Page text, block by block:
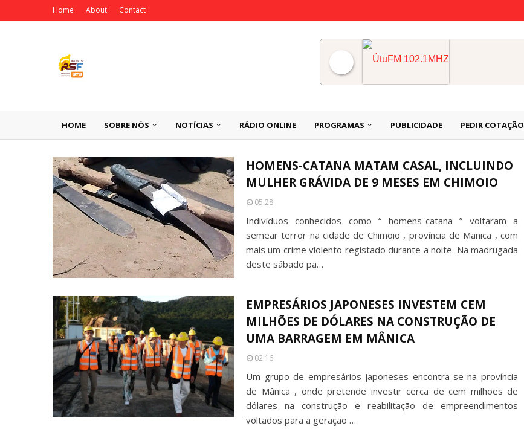
Home About Contact
HOME SOBRE NÓS NOTÍCIAS RÁDIO ONLINE PROGRAMAS PUBLICIDADE PEDIR COTAÇÃO
HOMENS-CATANA MATAM CASAL, INCLUINDO
MULHER GRÁVIDA DE 9 MESES EM CHIMOIO
05:28
Indivíduos conhecidos como “ homens-catana ” voltaram a
semear terror na cidade de Chimoio , província de Manica , com
mais um crime violento registado durante a noite. Na madrugada
deste sábado pa…
EMPRESÁRIOS JAPONESES INVESTEM CEM
MILHÕES DE DÓLARES NA CONSTRUÇÃO DE
UMA BARRAGEM EM MÂNICA
02:16
Um grupo de empresários japoneses encontra-se na província
de Mânica , onde pretende investir cerca de cem milhões de
dólares na construção e reabilitação de empreendimentos
voltados para a geração …